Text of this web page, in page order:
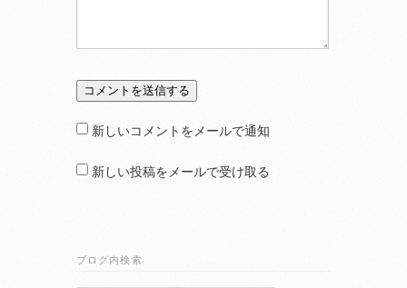
新しいコメントをメールで通知
新しい投稿をメールで受け取る
ブログ内検索